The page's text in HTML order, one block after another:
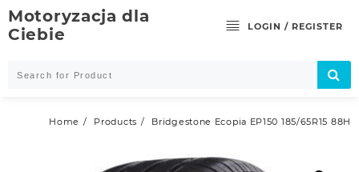
Skip
to
content
Motoryzacja dla
Ciebie
LOGIN / REGISTER
Home Products Bridgestone Ecopia EP150 185/65R15 88H